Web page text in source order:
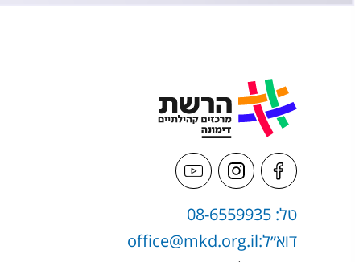
טל: 08-6559935
דוא״ל:office@mkd.org.il